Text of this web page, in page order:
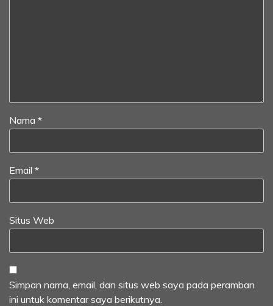
Nama *
Email *
Situs Web
Simpan nama, email, dan situs web saya pada peramban
ini untuk komentar saya berikutnya.